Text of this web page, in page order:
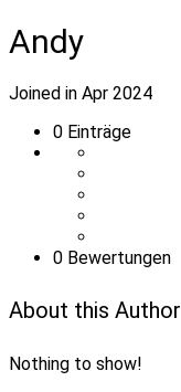
Andy
Joined in Apr 2024
0 Einträge
0 Bewertungen
About this Author
Nothing to show!